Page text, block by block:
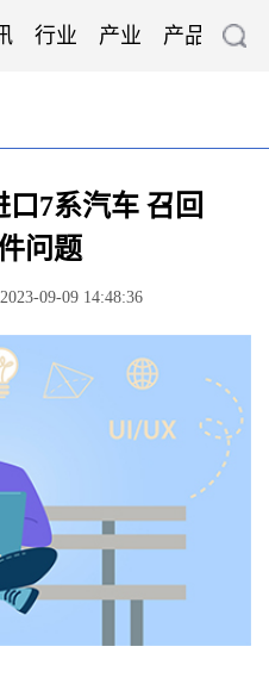
行业 产业 产品 技术
口7系汽车 召回
问题
2023-09-09 14:48:36